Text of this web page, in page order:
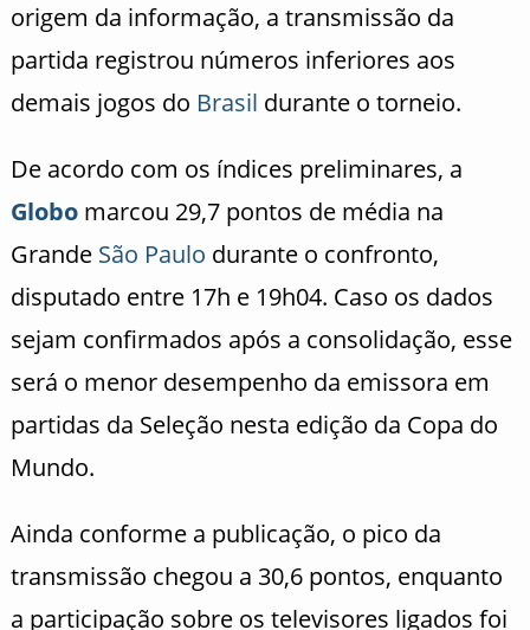
origem da informação, a transmissão da
partida registrou números inferiores aos
demais jogos do Brasil durante o torneio.
De acordo com os índices preliminares, a
Globomarcou 29,7 pontos de média na
Grande São Paulo durante o confronto,
disputado entre 17h e 19h04. Caso os dados
sejam confirmados após a consolidação, esse
será o menor desempenho da emissora em
partidas da Seleção nesta edição da Copa do
Mundo.
Ainda conforme a publicação, o pico da
transmissão chegou a 30,6 pontos, enquanto
a participação sobre os televisores ligados foi